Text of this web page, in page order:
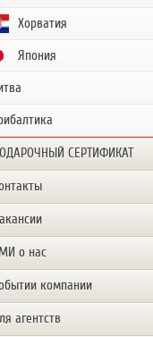
Хорватия
Япония
СЕРТИФИКАТ
о нас
компании
агентств